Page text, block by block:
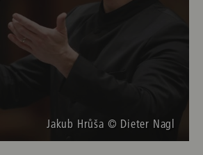
Jakub Hrůša © Dieter Nagl